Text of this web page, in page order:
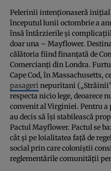
Pelerinii intenționaseră inițial
începutul lunii octombrie a
însă întârzierile și
doar una – Mayflower.
călătoria fiind finanțată de
Comercianți din Londra.
Cape Cod, în Massachusetts,
pasageri nepuritani
respecta nicio lege, deoarece
convenit al Virginiei. Pentru
au decis să își stabilească
Pactul Mayflower. Pactul se
cât și pe loialitatea față de
social prin care coloniștii
reglementările comunității